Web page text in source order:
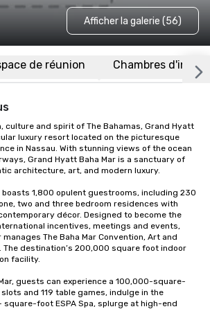
Afficher la galerie (56)
de réunion Chambres
culture and spirit of The Bahamas, Grand Hyatt
luxury resort located on the picturesque
in Nassau. With stunning views of the ocean
Grand Hyatt Baha Mar is a sanctuary of
architecture, art, and modern luxury.
1,800 opulent guestrooms, including 230
two and three bedroom residences with
décor. Designed to become the
incentives, meetings and events,
The Baha Mar Convention, Art and
The destination’s 200,000 square foot indoor
facility.
guests can experience a 100,000-square-
and 119 table games, indulge in the
foot ESPA Spa, splurge at high-end